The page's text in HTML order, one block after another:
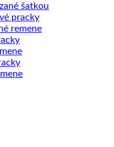
šatkou
pracky
remene